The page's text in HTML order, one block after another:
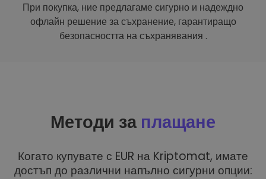
При покупка, ние предлагаме сигурно и надеждно
офлайн решение за съхранение, гарантиращо
безопасността на съхранявания .
Методи за плащане
Когато купувате с EUR на Kriptomat, имате
достъп до различни напълно сигурни опции: